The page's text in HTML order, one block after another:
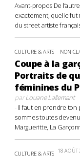
Avant-propos De
exactement, quelle fut
du street artiste
CULTURE & ARTS NON
Coupe à la
Portraits de
féminines du
parLouane Lallemant
- Il faut en prendre ton
sommes toutes
Margueritte, La
CULTURE & ARTS 18 AOÛT